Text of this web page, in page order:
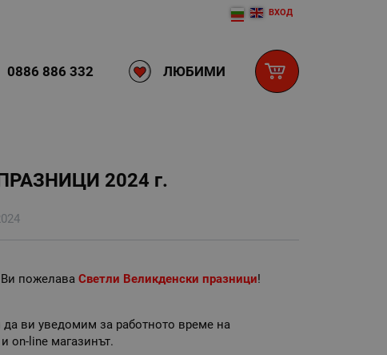
ВХОД
0886 886 332 ЛЮБИМИ
2024 г.
Ви пожелава Светли Великденски празници!
ви уведомим за работното време на
on-line магазинът.